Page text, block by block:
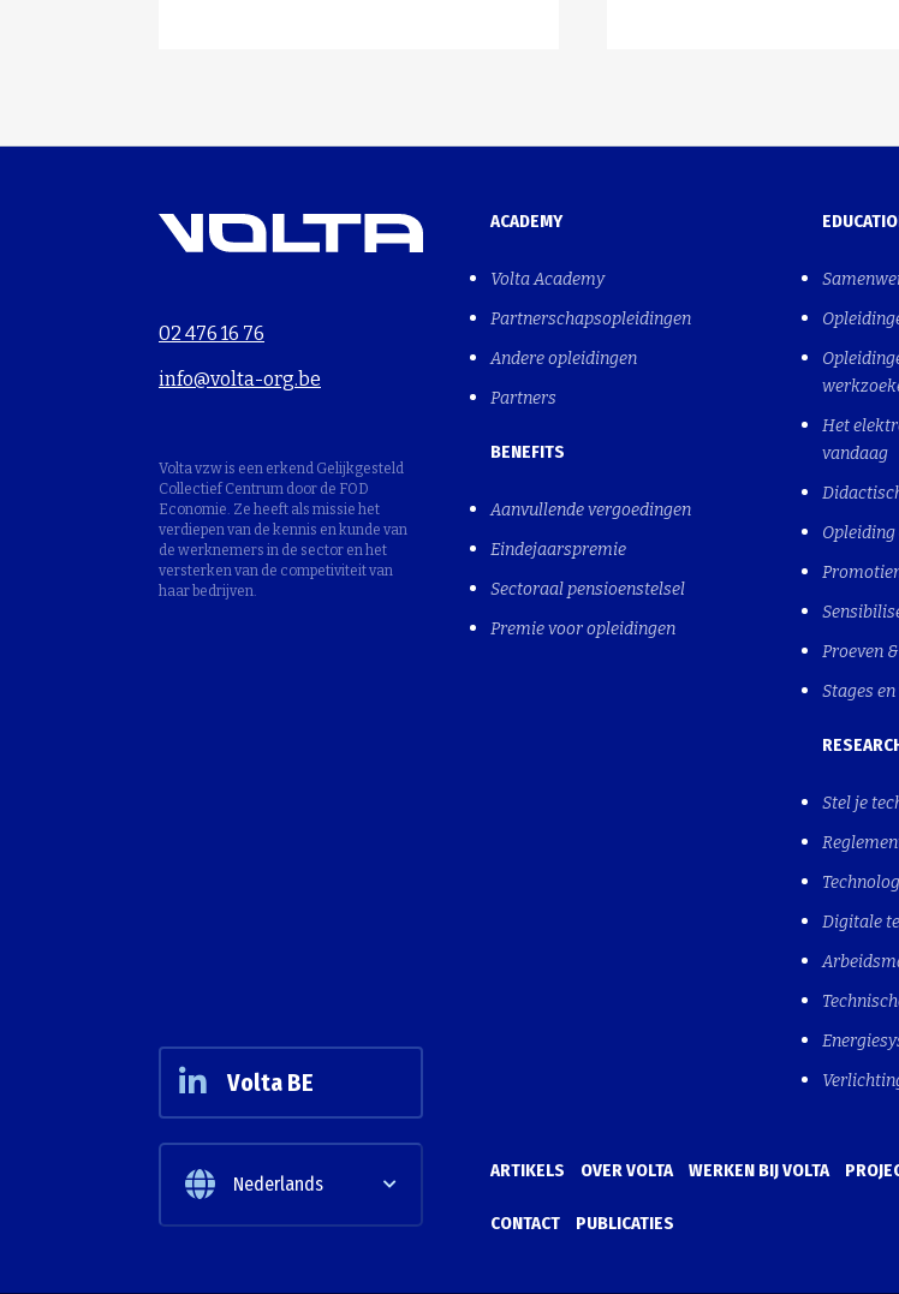
02 476 16 76
info@volta-org.be
Volta vzw is een erkend Gelijkgesteld
Collectief Centrum door de FOD
Economie. Ze heeft als missie het
verdiepen van de kennis en kunde van
de werknemers in de sector en het
versterken van de competiviteit van
haar bedrijven.
Volta BE
Nederlands
ACADEMY
Volta Academy
Partnerschapsopleidingen
Andere opleidingen
Partners
BENEFITS
Aanvullende vergoedingen
Eindejaarspremie
Sectoraal pensioenstelsel
Premie voor opleidingen
Het
vandaag
Opleiding
Proeven
Stages
Stel je
Digitale
ARTIKELS OVER VOLTA WERKEN BIJ VOLTA
CONTACT PUBLICATIES